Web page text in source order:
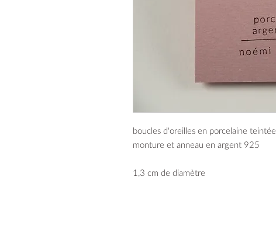
boucles d'oreilles en porcelaine teintée
monture et anneau en argent 925
1,3 cm de diamètre